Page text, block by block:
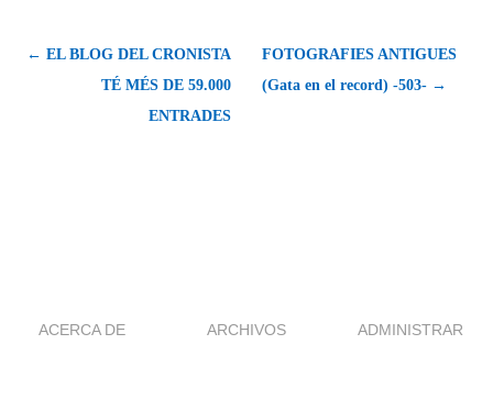
← EL BLOG DEL CRONISTA
TÉ MÉS DE 59.000
ENTRADES
FOTOGRAFIES ANTIGUES
(Gata en el record) -503- →
ACERCA DE ARCHIVOS ADMINISTRAR